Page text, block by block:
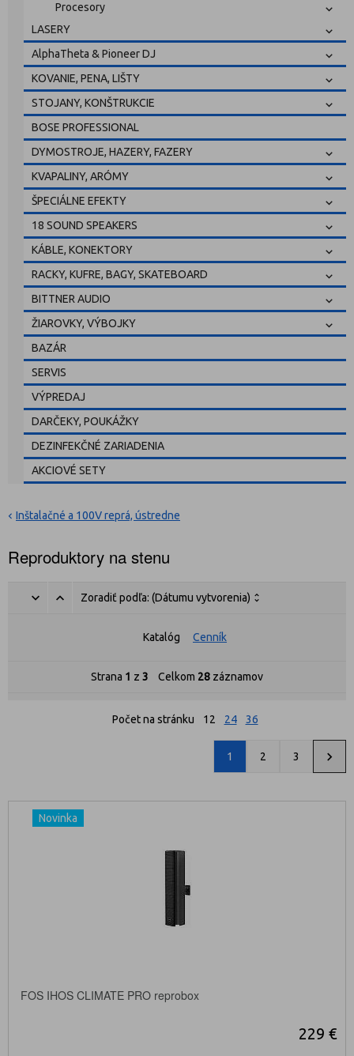
Procesory
LASERY
AlphaTheta & Pioneer DJ
KOVANIE, PENA, LIŠTY
STOJANY, KONŠTRUKCIE
BOSE PROFESSIONAL
DYMOSTROJE, HAZERY, FAZERY
KVAPALINY, ARÓMY
ŠPECIÁLNE EFEKTY
18 SOUND SPEAKERS
KÁBLE, KONEKTORY
RACKY, KUFRE, BAGY, SKATEBOARD
BITTNER AUDIO
ŽIAROVKY, VÝBOJKY
BAZÁR
SERVIS
VÝPREDAJ
DARČEKY, POUKÁŽKY
DEZINFEKČNÉ ZARIADENIA
AKCIOVÉ SETY
Inštalačné a 100V reprá, ústredne
Reproduktory na stenu
Zoradiť podľa: (Dátumu vytvorenia)
Katalóg Cenník
Strana 1 z 3 Celkom 28 záznamov
Počet na stránku 12 24 36
1 2 3
Novinka
FOS IHOS CLIMATE PRO reprobox
229 €